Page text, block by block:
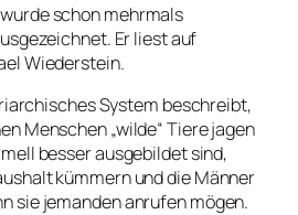
schon mehrmals
Er liest auf
Wiederstein.
System beschreibt,
Menschen „wilde“ Tiere jagen
besser ausgebildet sind,
kümmern und die Männer
sie jemanden anrufen mögen.